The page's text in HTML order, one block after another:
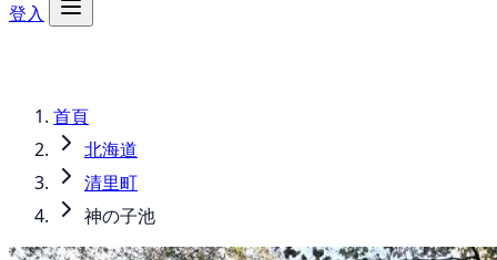
登入
首頁
北海道
清里町
神の子池